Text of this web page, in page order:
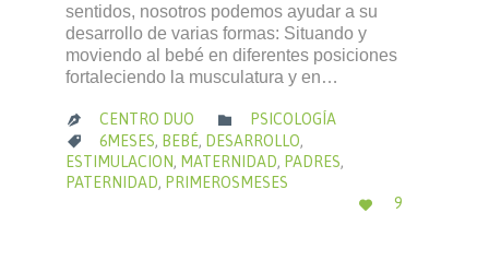
sentidos, nosotros podemos ayudar a su
desarrollo de varias formas: Situando y
moviendo al bebé en diferentes posiciones
fortaleciendo la musculatura y en…
 CENTRO DUO  CATEGORÍA
PSICOLOGÍA
 CATEGORÍA
6MESES, BEBÉ, DESARROLLO,
ESTIMULACION, MATERNIDAD, PADRES,
PATERNIDAD, PRIMEROSMESES

ME
9